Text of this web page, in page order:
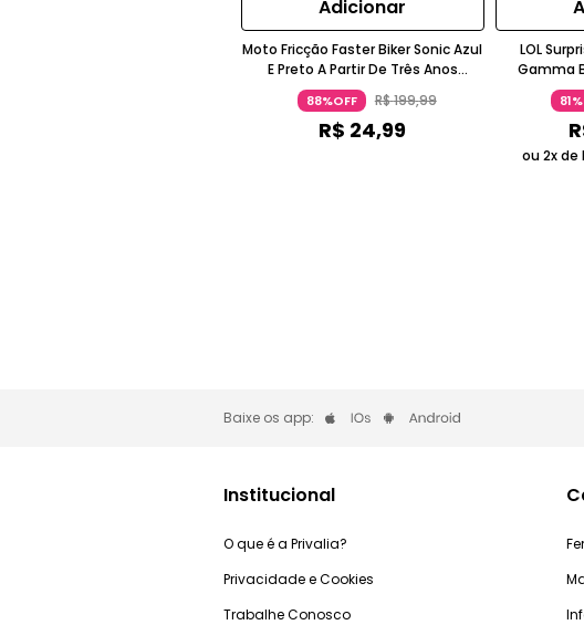
Adicionar
Moto Fricção Faster Biker Sonic Azul
E Preto A Partir De Três Anos
Candide
88%OFF R$199,99
R$ 24,99
LOL
Gamma
Científica
ou 2x de
Baixe os app:
Institucional
O que é a Privalia?
Privacidade e Cookies
Trabalhe Conosco